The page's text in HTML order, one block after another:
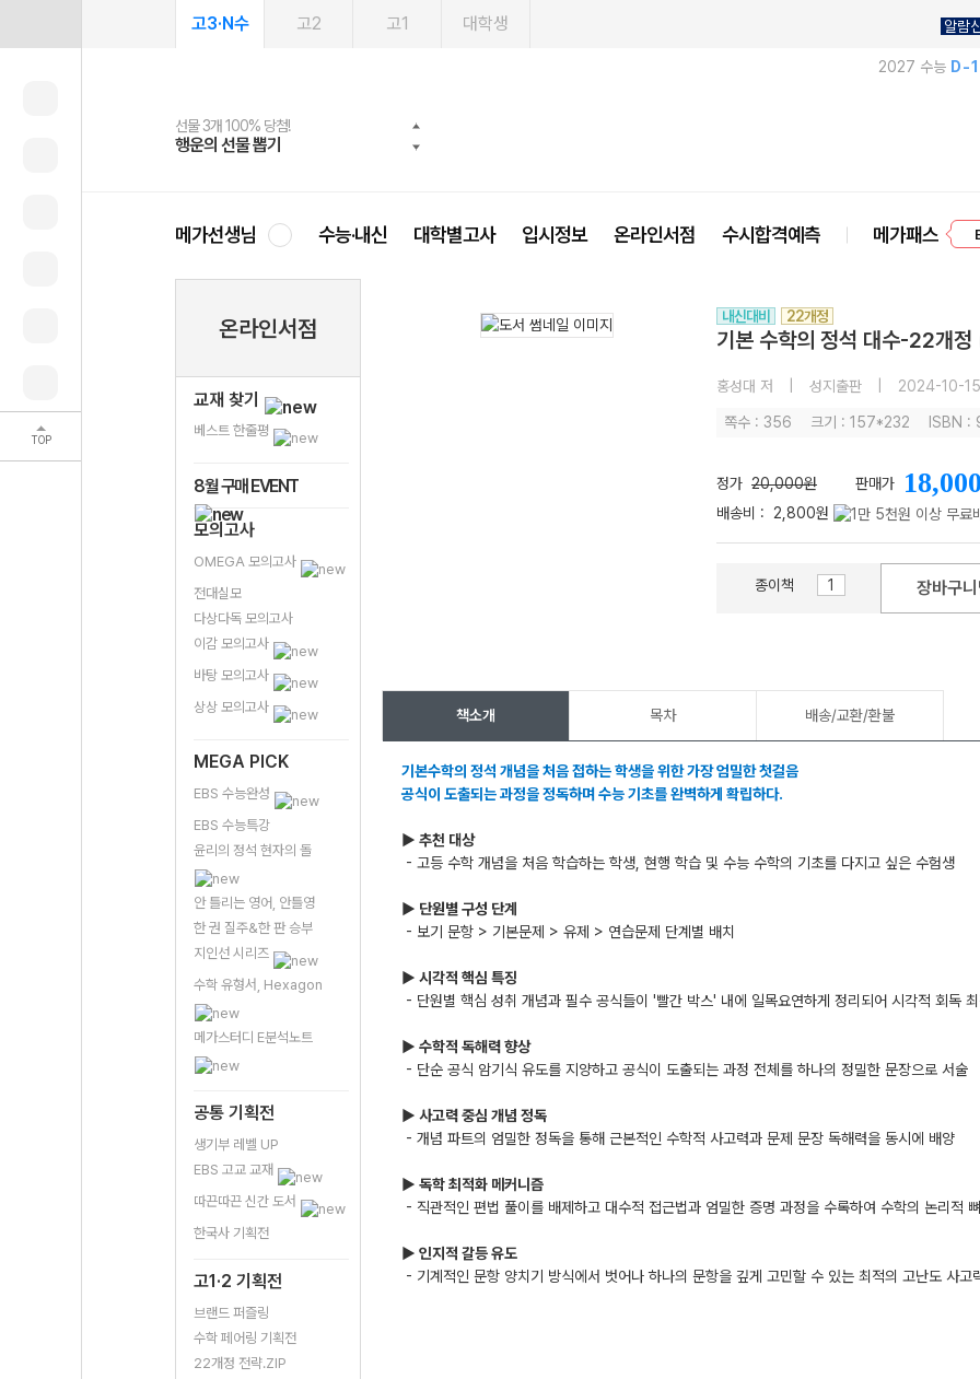
TOP
고3·N수 고2 고1 대학생 알람
2027 수능 D-
선물 3개 100% 당첨!
행운의 선물 뽑기
선물 100% 증정!
메가스터디 X 올리브
여름방학 스터디 캐시백
메가런 썸머스쿨
2027 러셀 단과
강사 공개선발
스마트러닝앱
설문 EVENT
메가패스
3일 무료 체험권
메가패스 수강생 무료혜택!
메가클럽 멤버십
사회공헌 캠페인
희망이룸 메가나눔
메가선생님 수능·내신 대학별고사 입시정보 온라인서점 수시합격예측 메가패스
온라인서점
교재 찾기
베스트 한줄평
8월 구매 EVENT
모의고사
OMEGA 모의고사
전대실모
다상다독 모의고사
이감 모의고사
바탕 모의고사
상상 모의고사
MEGA PICK
EBS 수능완성
EBS 수능특강
윤리의 정석 현자의 돌
안 틀리는 영어, 안틀영
한 권 질주&한 판 승부
지인선 시리즈
수학 유형서, Hexagon
메가스터디 E분석노트
공통 기획전
생기부 레벨 UP
EBS 고교 교재
따끈따끈 신간 도서
한국사 기획전
고1·2 기획전
브랜드 퍼즐링
수학 페어링 기획전
22개정 전략.ZIP
내신대비 22개정
기본 수학의 정석 대수-22개
홍성대 저 성지출판 2024-10-15
쪽수 : 356 크기 : 157*232 ISBN :
정가 20,000원 판매가 18,000
배송비 : 2,800원
종이책 장바구니
책소개 목차 배송/교환/환불
기본수학의 정석 개념을 처음 접하는 학생을 위한 가장 엄밀한 첫걸음
공식이 도출되는 과정을 정독하며 수능 기초를 완벽하게 확립하다.
▶ 추천 대상
- 고등 수학 개념을 처음 학습하는 학생, 현행 학습 및 수능 수학의 기초를 다지고 싶은 수험생
▶ 단원별 구성 단계
- 보기 문항 > 기본문제 > 유제 > 연습문제 단계별 배치
▶ 시각적 핵심 특징
- 단원별 핵심 성취 개념과 필수 공식들이 '빨간 박스' 내에 일목요연하게 정리되어 시각적 회독
▶ 수학적 독해력 향상
- 단순 공식 암기식 유도를 지양하고 공식이 도출되는 과정 전체를 하나의 정밀한 문장으로 서술
▶ 사고력 중심 개념 정독
- 개념 파트의 엄밀한 정독을 통해 근본적인 수학적 사고력과 문제 문장 독해력을 동시에 배양
▶ 독학 최적화 메커니즘
- 직관적인 편법 풀이를 배제하고 대수적 접근법과 엄밀한 증명 과정을 수록하여 수학의 논리적
▶ 인지적 갈등 유도
- 기계적인 문항 양치기 방식에서 벗어나 하나의 문항을 깊게 고민할 수 있는 최적의 고난도 사고